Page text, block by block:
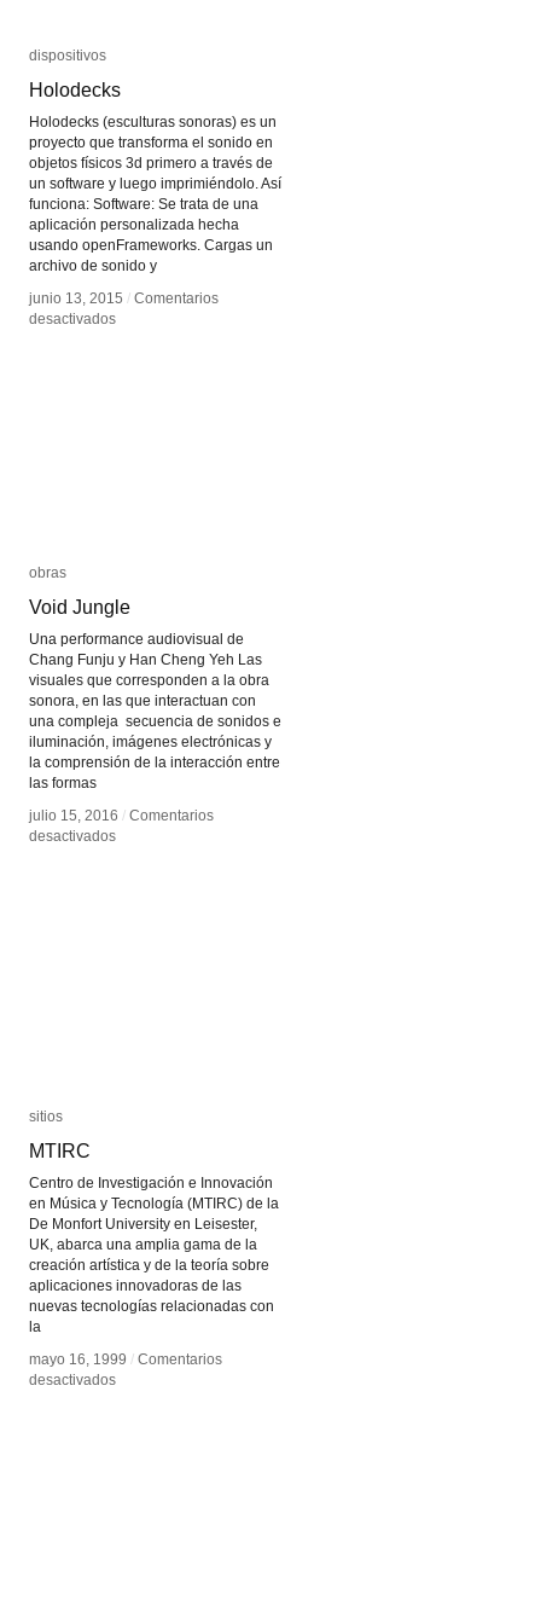
dispositivos
Holodecks
Holodecks (esculturas sonoras) es un
proyecto que transforma el sonido en
objetos físicos 3d primero a través de
un software y luego imprimiéndolo. Así
funciona: Software: Se trata de una
aplicación personalizada hecha
usando openFrameworks. Cargas un
archivo de sonido y
junio 13, 2015 / Comentarios
desactivadosen
dispositivos
Holodecks
junio 13, 2015 / Comentarios
desactivadosen
obras
Void Jungle
Una performance audiovisual de
Chang Funju y Han Cheng Yeh Las
visuales que corresponden a la obra
sonora, en las que interactuan con
una compleja secuencia de sonidos e
iluminación, imágenes electrónicas y
la comprensión de la interacción entre
las formas
julio 15, 2016 / Comentarios
desactivadosen
obras
Void Jungle
julio 15, 2016 / Comentarios
desactivadosen
sitios
MTIRC
Centro de Investigación e Innovación
en Música y Tecnología (MTIRC) de la
De Monfort University en Leisester,
UK, abarca una amplia gama de la
creación artística y de la teoría sobre
aplicaciones innovadoras de las
nuevas tecnologías relacionadas con
la
mayo 16, 1999 / Comentarios
desactivadosen
sitios
MTIRC
mayo 16, 1999 / Comentarios
desactivadosen